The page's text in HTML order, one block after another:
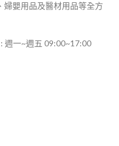
婦嬰用品及醫材用品等全方
週一~週五 09:00~17:00